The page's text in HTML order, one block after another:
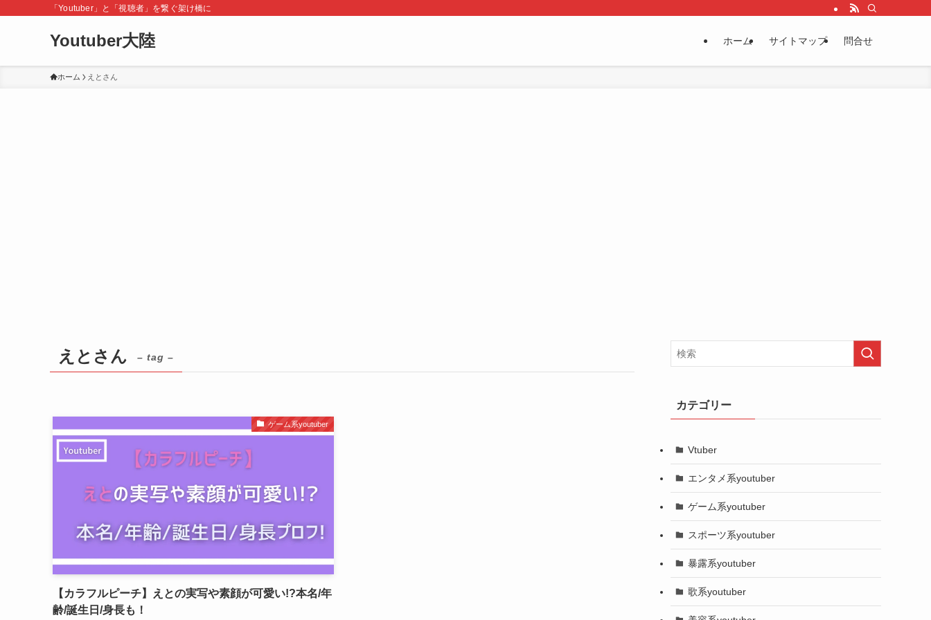
「Youtuber」と「視聴者」を繋ぐ架け橋に
Youtuber大陸 ホーム サイトマップ 問合せ
ホーム えとさん
えとさん – tag –
ゲーム系youtuber
【カラフルピーチ】えとの実写や素顔が可愛い!?本名/年
齢/誕生日/身長も！
カテゴリー
Vtuber
エンタメ系youtuber
ゲーム系youtuber
スポーツ系youtuber
暴露系youtuber
歌系youtuber